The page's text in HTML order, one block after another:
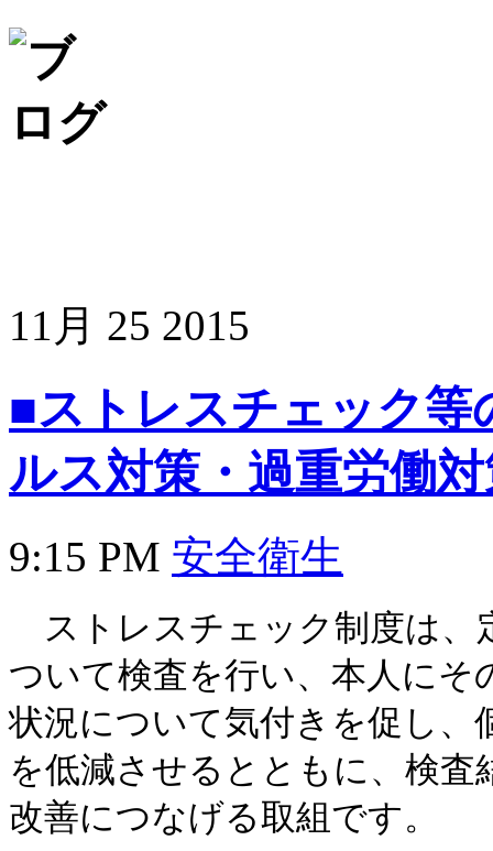
11月 25 2015
■ストレスチェック等
ルス対策・過重労働
9:15 PM 安全衛生
ストレスチェック制度は、
ついて検査を行い、本人に
状況について気付きを促し
を低減させるとともに、検査
改善につなげる取組です。